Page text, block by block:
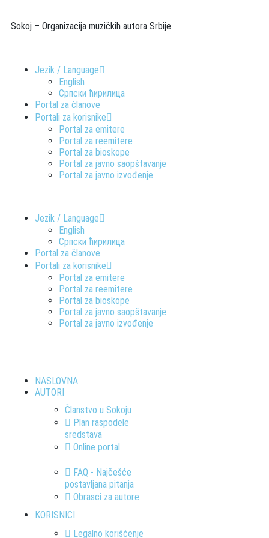
Sokoj – Organizacija muzičkih autora Srbije
Jezik / Language
English
Српски ћирилица
Portal za članove
Portali za korisnike
Portal za emitere
Portal za reemitere
Portal za bioskope
Portal za javno saopštavanje
Portal za javno izvođenje
Jezik / Language
English
Српски ћирилица
Portal za članove
Portali za korisnike
Portal za emitere
Portal za reemitere
Portal za bioskope
Portal za javno saopštavanje
Portal za javno izvođenje
NASLOVNA
AUTORI
Članstvo u Sokoju
Plan raspodele
sredstava
Online portal
FAQ - Najčešće
postavljana pitanja
Obrasci za autore
KORISNICI
Legalno korišćenje